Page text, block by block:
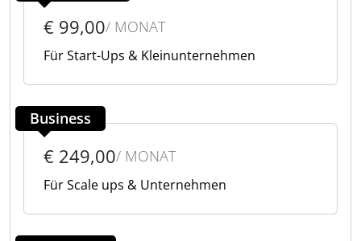
€ 99,00/ MONAT
Für Start-Ups & Kleinunternehmen
Business
€ 249,00/ MONAT
Für Scale ups & Unternehmen